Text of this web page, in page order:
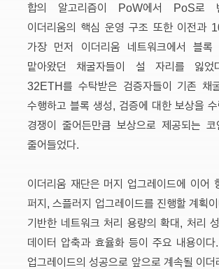
합의 알고리즘이 PoW에서 PoS로
이더리움의 핵심 운영 구조 또한 이전과
가장 먼저 이더리움 네트워크에서 블록
맡아왔던 채굴자들이 설 자리를 잃
32ETH를 수탁받은 검증자들이 기존 채
수행하고 블록 생성, 검증에 대한 보상을
경쟁이 줄어든만큼 보상으로 제공되는
줄어들었다.
이더리움 재단은 머지 업그레이드에 이어
퍼지, 스플러지 업그레이드를 진행할 계획
기반한 네트워크 처리 용량의 확대, 처리
데이터 압축과 효율화 등이 주요 내용이다
업그레이드의 성공으로 앞으로 계속될 이